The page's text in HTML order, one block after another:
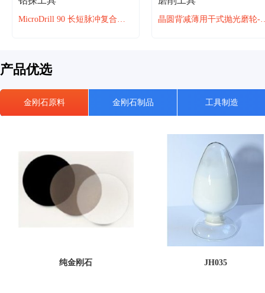
MicroDrill 90 长短脉冲复合微孔加工设备 晶圆背减薄用
产品优选
金刚石原料 金刚石制品 工具制造
纯金刚石 JH035